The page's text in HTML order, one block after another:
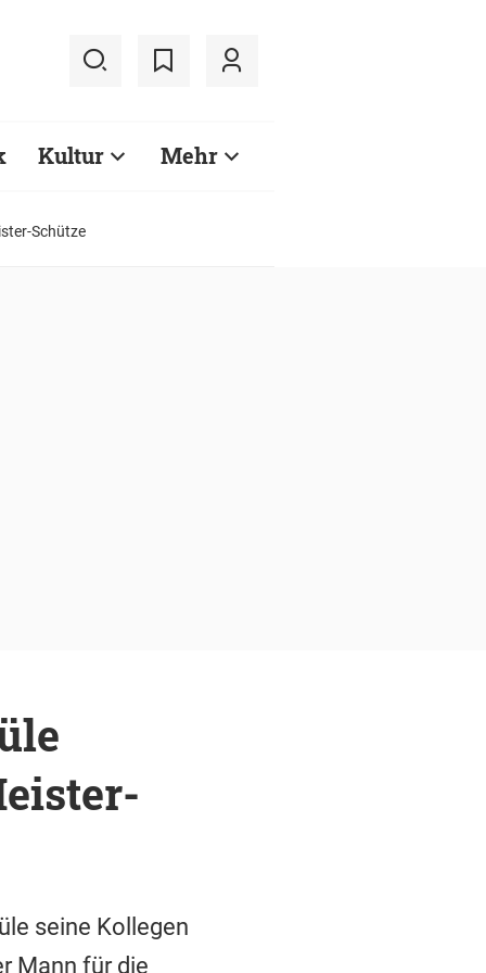
Kultur Mehr
Schütze
seine Kollegen
Mann für die